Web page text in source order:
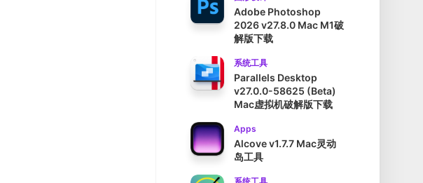
Adobe Photoshop
2026 v27.8.0 Mac M1破
解版下载
系统工具
Parallels Desktop
v27.0.0-58625 (Beta)
Mac虚拟机破解版下载
Apps
Alcove v1.7.7 Mac灵动
岛工具